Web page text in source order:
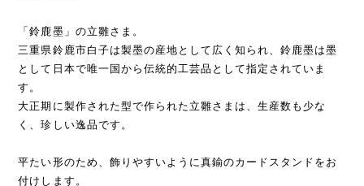
「鈴鹿墨」の立雛さま。
三重県鈴鹿市白子は製墨の産地として広く知られ、鈴鹿墨は墨
として日本で唯一国から伝統的工芸品として指定されていま
す。
大正期に製作された型で作られた立雛さまは、生産数も少な
く、珍しい逸品です。
平たい形のため、飾りやすいように真鍮のカードスタンドをお
付けします。